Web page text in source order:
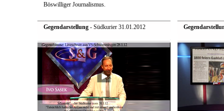
Böswilliger Journalismus.
Gegendarstellung- Südkurier 31.01.2012